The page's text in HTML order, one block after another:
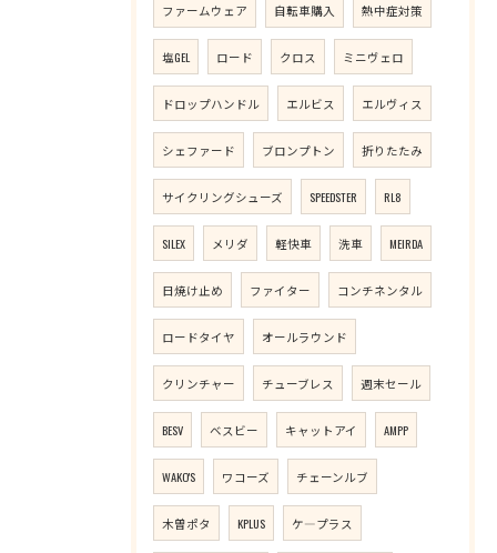
ファームウェア 自転車購入 熱中症対策
塩GEL ロード クロス ミニヴェロ
ドロップハンドル エルビス エルヴィス
シェファード ブロンプトン 折りたたみ
サイクリングシューズ SPEEDSTER RL8
SILEX メリダ 軽快車 洗車 MEIRDA
日焼け止め ファイター コンチネンタル
ロードタイヤ オールラウンド
クリンチャー チューブレス 週末セール
BESV ベスビー キャットアイ AMPP
WAKO'S ワコーズ チェーンルブ
木曽ポタ KPLUS ケ―プラス